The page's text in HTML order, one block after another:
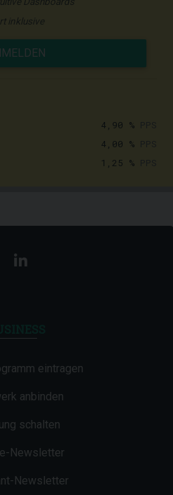
inklusive
4,90 %
4,00 %
1,25 %
eintragen
anbinden
schalten
Newsletter
Newsletter